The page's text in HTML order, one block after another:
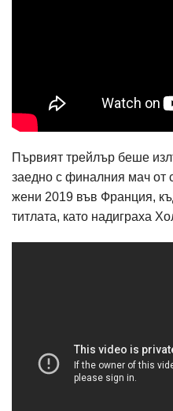
Първият трейлър беше
заедно с финалния мач от
жени 2019 във Франция,
титлата, като надиграха